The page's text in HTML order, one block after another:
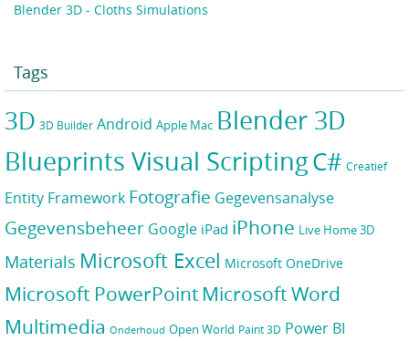
Blender 3D - Cloths Simulations
Tags
3D 3D Builder Android Apple Mac Blender 3D
Blueprints Visual ScriptingC# Creatief
Entity Framework Fotografie Gegevensanalyse
Gegevensbeheer Google iPad iPhone Live Home 3D
Materials Microsoft Excel Microsoft OneDrive
Microsoft PowerPoint Microsoft Word
Multimedia Onderhoud Open World Paint 3D Power BI